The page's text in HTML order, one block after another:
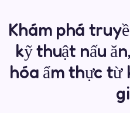
Khám phá
kỹ thuật nấu
hóa ẩm thực từ